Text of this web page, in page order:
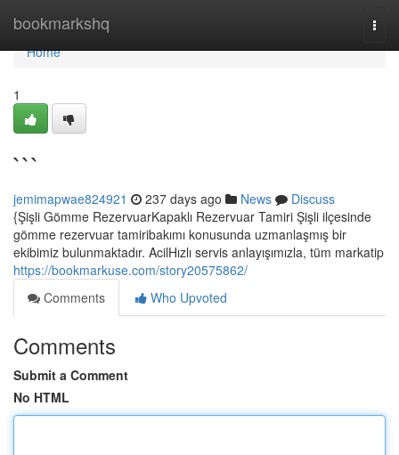
bookmarkshq
Home
Home
1
```
jemimapwae824921 237 days ago News
Discuss
{Şişli Gömme RezervuarKapaklı Rezervuar Tamiri Şişli ilçesinde
gömme rezervuar tamiribakımı konusunda uzmanlaşmış bir
ekibimiz bulunmaktadır. AcilHızlı servis anlayışımızla, tüm markatip
https://bookmarkuse.com/story20575862/
Comments
Who Upvoted
Comments
Submit a Comment
No HTML